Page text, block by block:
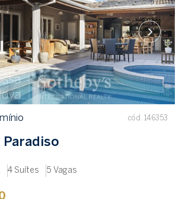
cód. 146353
Paradiso
4 Suítes 5 Vagas